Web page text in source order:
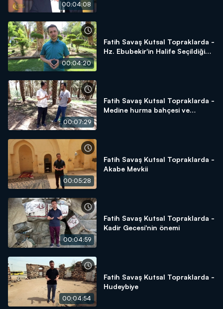
00:04:08
00:04:20
Fatih Savaş Kutsal Topraklarda -
Hz. Ebubekir'in Halife Seçildiği
00:07:29
Fatih Savaş Kutsal Topraklarda -
Medine hurma bahçesi ve
00:05:28
Fatih Savaş Kutsal Topraklarda -
Akabe Mevkii
00:04:59
Fatih Savaş Kutsal Topraklarda -
Kadir Gecesi'nin önemi
00:04:54
Fatih Savaş Kutsal Topraklarda -
Hudeybiye